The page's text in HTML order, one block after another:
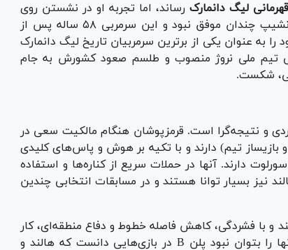
قهرمانی لیگ دانمارک رساند، اما تجربه او در نشستن روی
نیمکت کلن در بوندسلیگا و ولورهمپتون در چمپیونشیپ چندان موفق نبود و این سرمربی ۵۸ ساله پس از
دیگر، نام خود را به عنوان یکی از برترین سرمربیان تاریخ لیگ دانمارک
۲۰۲۰ به عنوان سرمربی تیم ملی نروژ منصوب و طلسم صعود کشورش به جام
شکست.
و نتیجه‌گرا است. قرمزپوشان هنگام مالکیت سعی در
بازیساز تیم) دارند و با تکیه بر هوش و پاس‌های کلیدی
دارند. آنها در حملات سریع از کناره‌ها و استفاده
نیز بسیار توانا هستند و در مسابقات انتخابی چندین
و با فشردگی، کاهش فاصله خطوط و دفاع منطقه‌ای، کار
حریف را بسیار سخت می‌کنند. شاید نقطه ضعف آنها را بتوان نبود پلن B در بازی‌هایی دانست که هالند و